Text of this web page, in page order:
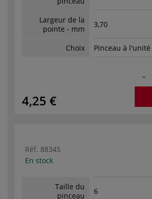
Largeur de la
pointe - mm
3,70
Choix Pinceau à l'unité
4,25 €
-
Réf. 88345
En stock
Taille du
pinceau
6